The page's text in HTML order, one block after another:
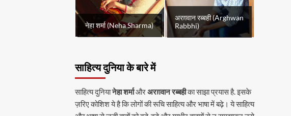
नेहा शर्मा (Neha Sharma)
अरग़वान रब्बही (Arghwan
Rabbhi)
साहित्य दुनिया के बारे में
साहित्य दुनियानेहा शर्माऔरअरग़वान रब्बहीका साझा प्रयास है. इसके
ज़रिए कोशिश ये है कि लोगों की रूचि साहित्य और भाषा में बढ़े। ये साहित्य